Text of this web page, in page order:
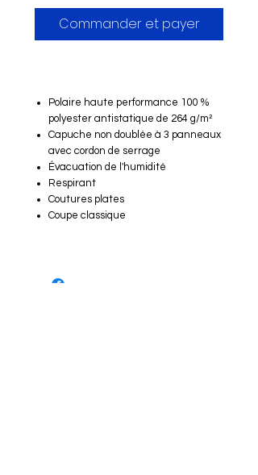
Commander et payer
Polaire haute performance 100 %
polyester antistatique de 264 g/m²
Capuche non doublée à 3 panneaux
avec cordon de serrage
Évacuation de l'humidité
Respirant
Coutures plates
Coupe classique